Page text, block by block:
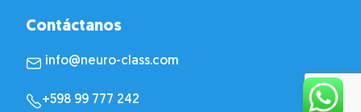
Contáctanos
info@neuro-class.com
+598 99 777 242